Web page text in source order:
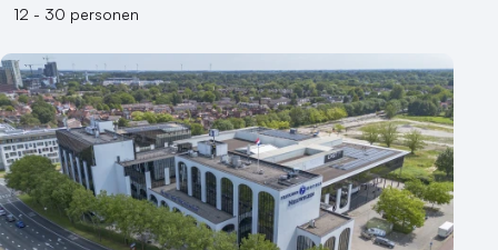
12 - 30 personen